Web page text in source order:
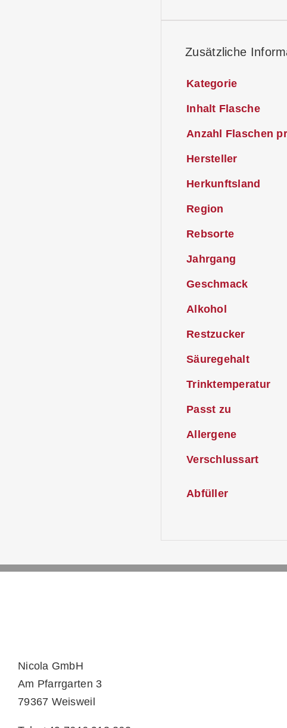
Zusätzliche
Kategorie
Inhalt Flasche
Anzahl Flaschen
Hersteller
Herkunftsland
Region
Rebsorte
Jahrgang
Geschmack
Alkohol
Restzucker
Säuregehalt
Trinktemperatur
Passt zu
Allergene
Verschlussart
Abfüller
Nicola GmbH
Am Pfarrgarten 3
79367 Weisweil